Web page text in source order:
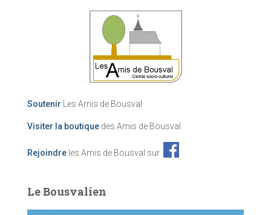
Soutenir Les Amis de Bousval
Visiter la boutique des Amis de Bousval
Rejoindre les Amis de Bousval sur
Le Bousvalien